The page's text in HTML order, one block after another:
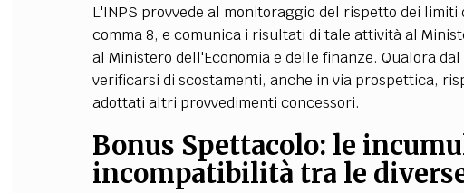
L'INPS provvede al monitoraggio del rispetto dei
comma 8, e comunica i risultati di tale attività al
al Ministero dell'Economia e delle finanze. Qualora
verificarsi di scostamenti, anche in via prospettica,
adottati altri provvedimenti concessori.
Bonus Spettacolo: le
incompatibilità tra le